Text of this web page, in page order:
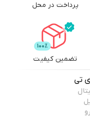
پرداخت در محل
تضمین کیفیت
تی